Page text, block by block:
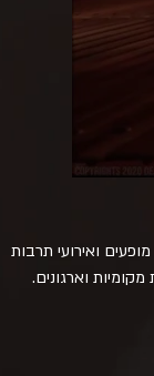
ואירועי תרבות
מקומיות וארגונים.